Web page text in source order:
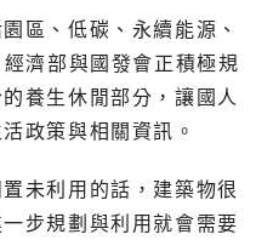
區、低碳、永續能源、
濟部與國發會正積極規
養生休閒部分，讓國人
政策與相關資訊。
未利用的話，建築物很
步規劃與利用就會需要